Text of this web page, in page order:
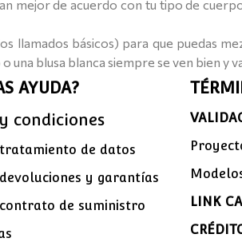
mejor de acuerdo con tu tipo de
llamados básicos) para que puedas
una blusa blanca siempre se ven bien y
AYUDA?
condiciones
de datos
y garantías
de suministro
LINK